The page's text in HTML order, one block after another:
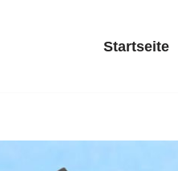
Startseite